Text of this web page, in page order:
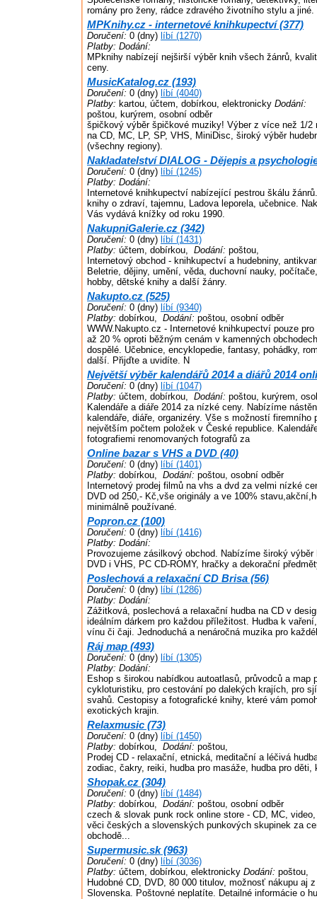
romány pro ženy, rádce zdravého životního stylu a jiné.
MPKnihy.cz - internetové knihkupectví (377)
Doručení: 0 (dny) líbí (1270)
Platby: Dodání:
MPknihy nabízejí nejširší výběr knih všech žánrů,
ceny.
MusicKatalog.cz (193)
Doručení: 0 (dny) líbí (4040)
Platby: kartou, účtem, dobírkou, elektronicky Dodání:
poštou, kurýrem, osobní odběr
špičkový výběr špičkové muziky! Výber z více než 1/2
na CD, MC, LP, SP, VHS, MiniDisc, široký výběr
(všechny regiony).
Nakladatelství DIALOG - Dějepis a
Doručení: 0 (dny) líbí (1245)
Platby: Dodání:
Internetové knihkupectví nabízející pestrou škálu
knihy o zdraví, tajemnu, Ladova leporela, učebnice.
Vás vydává knížky od roku 1990.
NakupniGalerie.cz (342)
Doručení: 0 (dny) líbí (1431)
Platby: účtem, dobírkou, Dodání: poštou,
Internetový obchod - knihkupectví a hudebniny,
Beletrie, dějiny, umění, věda, duchovní nauky,
hobby, dětské knihy a další žánry.
Nakupto.cz (525)
Doručení: 0 (dny) líbí (9340)
Platby: dobírkou, Dodání: poštou, osobní odběr
WWW.Nakupto.cz - Internetové knihkupectví pouze
až 20 % oproti běžným cenám v kamenných
dospělé. Učebnice, encyklopedie, fantasy, pohádky,
další. Přijďte a uvidíte. N
Největší výběr kalendářů 2014 a diářů 2014
Doručení: 0 (dny) líbí (1047)
Platby: účtem, dobírkou, Dodání: poštou, kurýrem,
Kalendáře a diáře 2014 za nízké ceny. Nabízíme
kalendáře, diáře, organizéry. Vše s možností firemního
největším počtem položek v České republice.
fotografiemi renomovaných fotografů za
Online bazar s VHS a DVD (40)
Doručení: 0 (dny) líbí (1401)
Platby: dobírkou, Dodání: poštou, osobní odběr
Internetový prodej filmů na vhs a dvd za velmi nízké
DVD od 250,- Kč,vše originály a ve 100%
minimálně používané.
Popron.cz (100)
Doručení: 0 (dny) líbí (1416)
Platby: Dodání:
Provozujeme zásilkový obchod. Nabízíme široký výběr
DVD i VHS, PC CD-ROMY, hračky a dekorační
Poslechová a relaxační CD Brisa (56)
Doručení: 0 (dny) líbí (1286)
Platby: Dodání:
Zážitková, poslechová a relaxační hudba na CD v
ideálním dárkem pro každou příležitost. Hudba k
vínu či čaji. Jednoduchá a nenáročná muzika pro
Ráj map (493)
Doručení: 0 (dny) líbí (1305)
Platby: Dodání:
Eshop s širokou nabídkou autoatlasů, průvodců a map
cykloturistiku, pro cestování po dalekých krajích, pro
svahů. Cestopisy a fotografické knihy, které vám
exotických krajin.
Relaxmusic (73)
Doručení: 0 (dny) líbí (1450)
Platby: dobírkou, Dodání: poštou,
Prodej CD - relaxační, etnická, meditační a léčivá
zodiac, čakry, reiki, hudba pro masáže, hudba pro děti,
Shopak.cz (304)
Doručení: 0 (dny) líbí (1484)
Platby: dobírkou, Dodání: poštou, osobní odběr
czech & slovak punk rock online store - CD, MC,
věci českých a slovenských punkových skupinek za
obchodě...
Supermusic.sk (963)
Doručení: 0 (dny) líbí (3036)
Platby: účtem, dobírkou, elektronicky Dodání: poštou,
Hudobné CD, DVD, 80 000 titulov, možnosť nákupu aj
Slovenska. Poštovné neplatíte. Detailné informácie o